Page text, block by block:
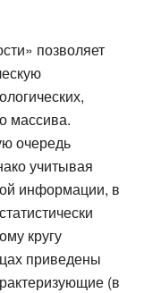
позволяет
массива.
очередь
учитывая
информации, в
кругу
приведены
(в